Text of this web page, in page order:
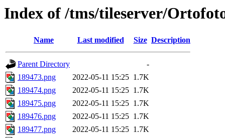
Index of /tms/tileserver/
Name Last modified Size Description
Parent Directory
-
189473.png
2022-05-11 15:25 1.7K
189474.png
2022-05-11 15:25 1.7K
189475.png
2022-05-11 15:25 1.7K
189476.png
2022-05-11 15:25 1.7K
189477.png
2022-05-11 15:25 1.7K